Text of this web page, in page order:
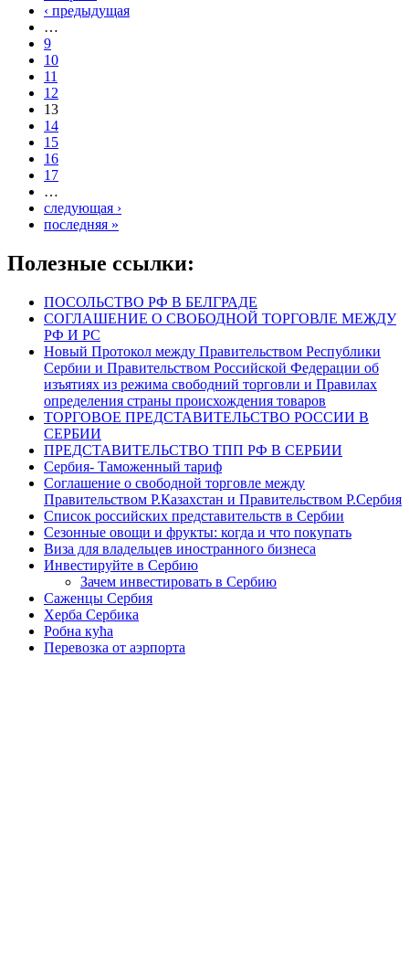
‹ предыдущая
…
9
10
11
12
13
14
15
16
17
…
следующая ›
последняя »
Полезные ссылки:
ПОСОЛЬСТВО РФ В БЕЛГРАДЕ
СОГЛАШЕНИЕ О СВОБОДНОЙ ТОРГОВЛЕ МЕЖДУ
РФ И РС
Новый Протокол между Правительством Республики
Сербии и Правительством Российской Федерации об
изъятиях из режима свободний торговли и Правилах
определения страны происхождения товаров
ТОРГОВОЕ ПРЕДСТАВИТЕЛЬСТВО РОССИИ В
СЕРБИИ
ПРЕДСТАВИТЕЛЬСТВО ТПП РФ В СЕРБИИ
Сербия- Таможенный тариф
Соглашение о свободной торговле между
Правительством Р.Казахстан и Правительством Р.Сербия
Список российских представительств в Сербии
Сезонные овощи и фрукты: когда и что покупать
Виза для владельцев иностранного бизнеса
Инвестируйте в Сербию
Зачем инвестировать в Сербию
Саженцы Сербия
Херба Сербика
Робна кућа
Перевозка от аэрпорта